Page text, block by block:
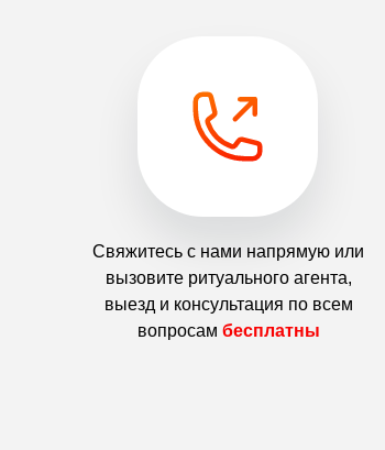
Свяжитесь с нами напрямую или
вызовите ритуального агента,
выезд и консультация по всем
вопросам бесплатны